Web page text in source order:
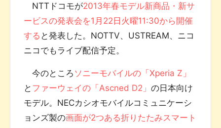
NTTドコモが2013年春モデル新商品・新サ
ービスの発表会を1月22日火曜11:30から開催
する と発表した。NOTTV、USTREAM、ニコ
ニコでもライブ配信予定。
今のところ ソニーモバイルの「Xperia Z」
と ファーウェイの「Ascned D2」の日本向け
モデル。NECカシオモバイルコミュニケーシ
ョンズ製の画面が2つある折りたたみスマート